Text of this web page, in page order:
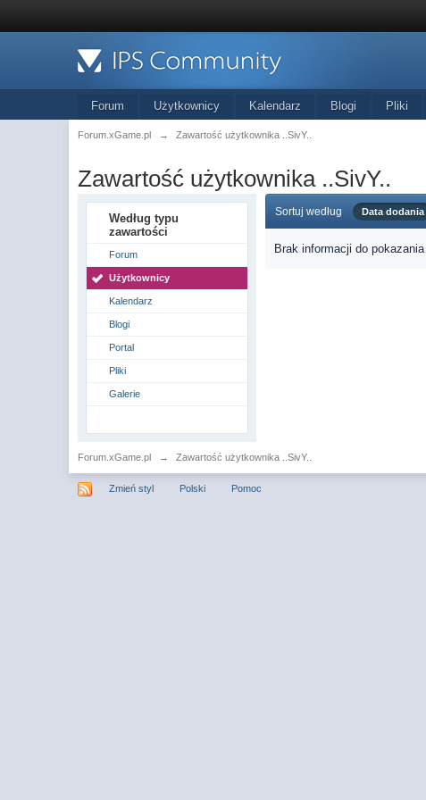
Forum Użytkownicy Kalendarz Blogi Pliki
Forum.xGame.pl → Zawartość użytkownika ..SivY..
Zawartość użytkownika ..SivY..
Według typu
zawartości
Forum
Użytkownicy
Kalendarz
Blogi
Portal
Pliki
Galerie
Sortuj według Data dodania
Brak informacji do pokazania
Forum.xGame.pl → Zawartość użytkownika ..SivY..
Zmień styl Polski Pomoc